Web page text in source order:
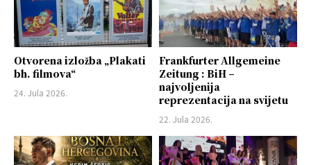
Otvorena izložba „Plakati
bh. filmova“
24. Jula 2026.
Frankfurter Allgemeine
Zeitung : BiH –
najvoljenija
reprezentacija na svijetu
22. Jula 2026.